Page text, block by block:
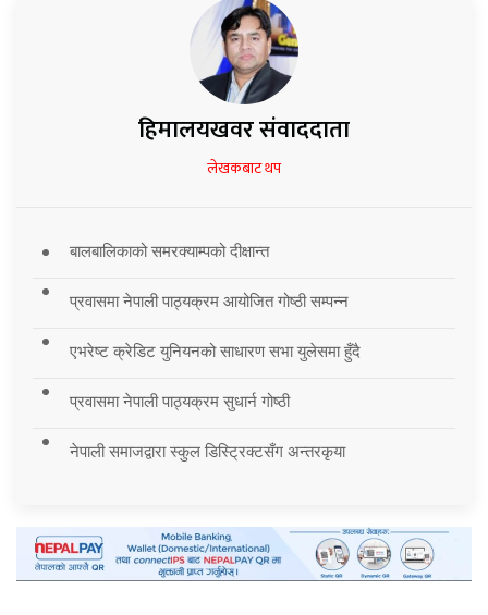
हिमालयखवर संवाददाता
लेखकबाट थप
बालबालिकाको समरक्याम्पको दीक्षान्त
प्रवासमा नेपाली पाठ्यक्रम आयोजित गोष्ठी सम्पन्न
एभरेष्ट क्रेडिट युनियनको साधारण सभा युलेसमा हुँदै
प्रवासमा नेपाली पाठ्यक्रम सुधार्न गोष्ठी
नेपाली समाजद्वारा स्कुल डिस्ट्रिक्टसँग अन्तरकृया